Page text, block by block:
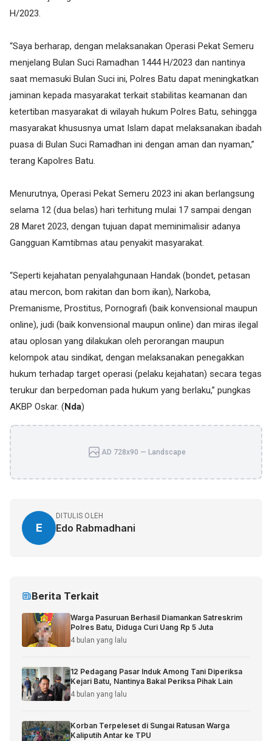
H/2023.
“Saya berharap, dengan melaksanakan Operasi Pekat Semeru
menjelang Bulan Suci Ramadhan 1444 H/2023 dan nantinya
saat memasuki Bulan Suci ini, Polres Batu dapat meningkatkan
jaminan kepada masyarakat terkait stabilitas keamanan dan
ketertiban masyarakat di wilayah hukum Polres Batu, sehingga
masyarakat khususnya umat Islam dapat melaksanakan ibadah
puasa di Bulan Suci Ramadhan ini dengan aman dan nyaman,”
terang Kapolres Batu.
Menurutnya, Operasi Pekat Semeru 2023 ini akan berlangsung
selama 12 (dua belas) hari terhitung mulai 17 sampai dengan
28 Maret 2023, dengan tujuan dapat meminimalisir adanya
Gangguan Kamtibmas atau penyakit masyarakat.
“Seperti kejahatan penyalahgunaan Handak (bondet, petasan
atau mercon, bom rakitan dan bom ikan), Narkoba,
Premanisme, Prostitus, Pornografi (baik konvensional maupun
online), judi (baik konvensional maupun online) dan miras ilegal
atau oplosan yang dilakukan oleh perorangan maupun
kelompok atau sindikat, dengan melaksanakan penegakkan
hukum terhadap target operasi (pelaku kejahatan) secara tegas
terukur dan berpedoman pada hukum yang berlaku,” pungkas
AKBP Oskar. (Nda)
AD 728x90 — Landscape
E
DITULIS OLEH
Edo Rabmadhani
Berita Terkait
Warga Pasuruan Berhasil Diamankan Satreskrim
Polres Batu, Diduga Curi Uang Rp 5 Juta
4 bulan yang lalu
12 Pedagang Pasar Induk Among Tani Diperiksa
Kejari Batu, Nantinya Bakal Periksa Pihak Lain
4 bulan yang lalu
Korban Terpeleset di Sungai Ratusan Warga
Kaliputih Antar ke TPU